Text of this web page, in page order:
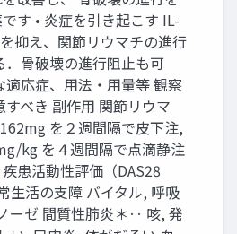
す • 炎症を引き起こす IL-
抑え、関節リウマチの進行
．骨破壊の進行阻止も可
適応症、用法・用量等 観察
すべき 副作用 関節リウマ
を２週間隔で皮下注,
kg を４週間隔で点滴静注
疾患活動性評価（DAS28
生活の支障 バイタル, 呼吸
ーゼ 間質性肺炎＊‥ 咳, 発